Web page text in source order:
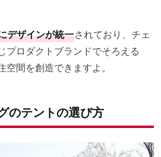
デザインが統一されており、チェ
プロダクトブランドでそろえる
間を創造できますよ。
のテントの選び方